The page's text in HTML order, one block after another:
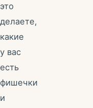
это
делаете,
какие
у вас
есть
фишечки
и